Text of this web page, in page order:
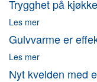
Trygghet på
Les mer
Gulvvarme er
Les mer
Nyt kvelden med